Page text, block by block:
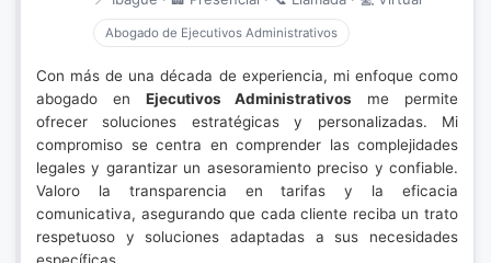
Abogado de Ejecutivos Administrativos
Con más de una década de experiencia, mi enfoque como
abogado en Ejecutivos Administrativos me permite
ofrecer soluciones estratégicas y personalizadas. Mi
compromiso se centra en comprender las complejidades
legales y garantizar un asesoramiento preciso y confiable.
Valoro la transparencia en tarifas y la eficacia
comunicativa, asegurando que cada cliente reciba un trato
respetuoso y soluciones adaptadas a sus necesidades